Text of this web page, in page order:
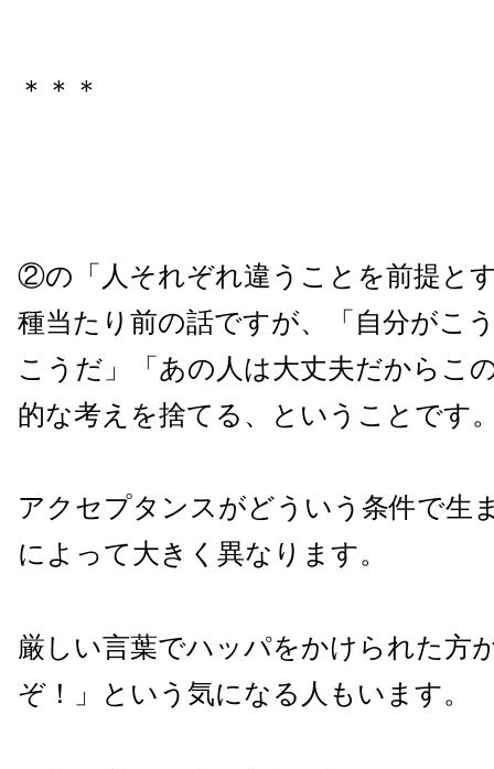
＊＊＊
②の「人それぞれ違うことを前提と
種当たり前の話ですが、「自分がこ
こうだ」「あの人は大丈夫だからこ
的な考えを捨てる、ということです
アクセプタンスがどういう条件で生
によって大きく異なります。
厳しい言葉でハッパをかけられた方
ぞ！」という気になる人もいます。